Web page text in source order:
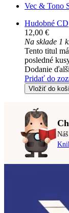
Vec & Tono
Hudobné CD
12,00 €
Na sklade 1
Tento titul
posledné
Dodanie
Pridať do
Vložiť do